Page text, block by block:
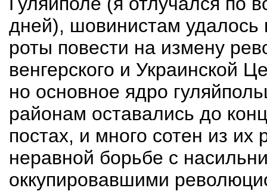
дней), шовинистам удалось
роты повести на измену
венгерского и Украинской
но основное ядро
районам оставались до
постах, и много сотен из
неравной борьбе с
оккупировавшими